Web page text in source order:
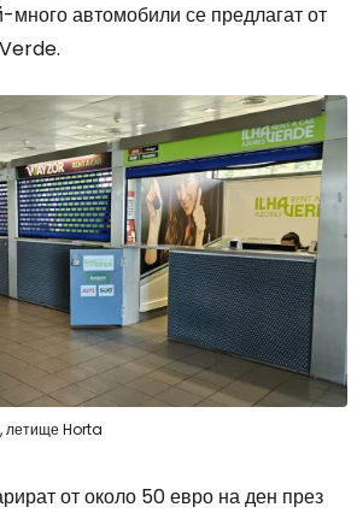
много автомобили се предлагат от
летище Horta
от около 50 евро на ден през